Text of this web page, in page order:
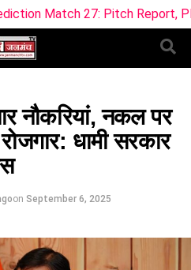
Pitch Report, Playing XI &
नौकरियां, नकल पर
धामी सरकार
on September 6, 2025